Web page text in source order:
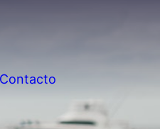
Contacto